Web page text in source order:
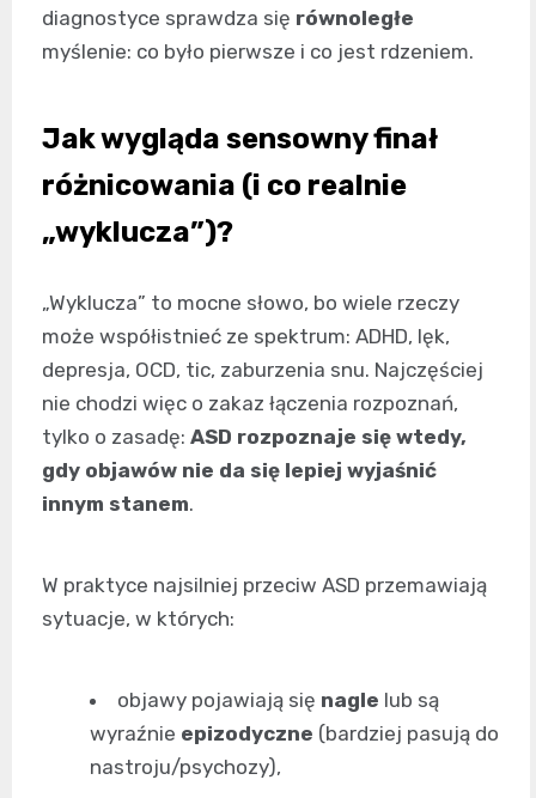
diagnostyce sprawdza się równoległe
myślenie: co było pierwsze i co jest rdzeniem.
Jak wygląda sensowny finał
różnicowania (i co realnie
„wyklucza”)?
„Wyklucza” to mocne słowo, bo wiele rzeczy
może współistnieć ze spektrum: ADHD, lęk,
depresja, OCD, tic, zaburzenia snu. Najczęściej
nie chodzi więc o zakaz łączenia rozpoznań,
tylko o zasadę: ASD rozpoznaje się wtedy,
gdy objawów nie da się lepiej wyjaśnić
innym stanem.
W praktyce najsilniej przeciw ASD przemawiają
sytuacje, w których:
objawy pojawiają się nagle lub są
wyraźnie epizodyczne (bardziej pasują do
nastroju/psychozy),